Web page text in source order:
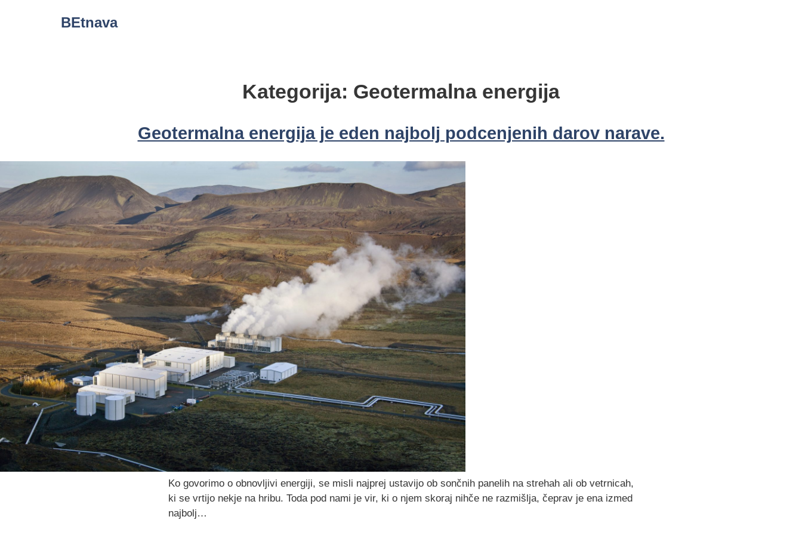
BEtnava
Kategorija: Geotermalna energija
Geotermalna energija je eden najbolj podcenjenih darov narave.
Ko govorimo o obnovljivi energiji, se misli najprej ustavijo ob sončnih panelih na strehah ali ob vetrnicah,
ki se vrtijo nekje na hribu. Toda pod nami je vir, ki o njem skoraj nihče ne razmišlja, čeprav je ena izmed
najbolj…